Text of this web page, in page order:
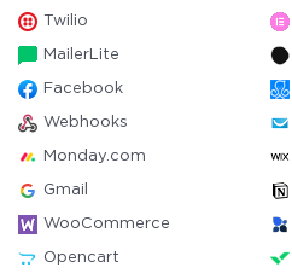
Twilio
MailerLite
Facebook
Webhooks
Monday.com
Gmail
WooCommerce
Opencart